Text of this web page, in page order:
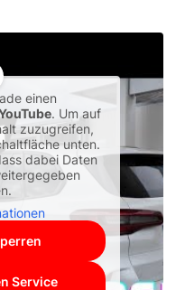
einen
. Um auf
zuzugreifen,
unten.
dabei Daten
Service